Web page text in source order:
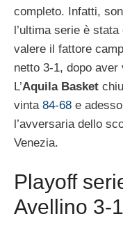
completo. Infatti,
l’ultima serie è
valere il fattore
netto 3-1, dopo
L’Aquila Basket
vinta 84-68 e
l’avversaria dello
Venezia.
Playoff
Avellino 3-1